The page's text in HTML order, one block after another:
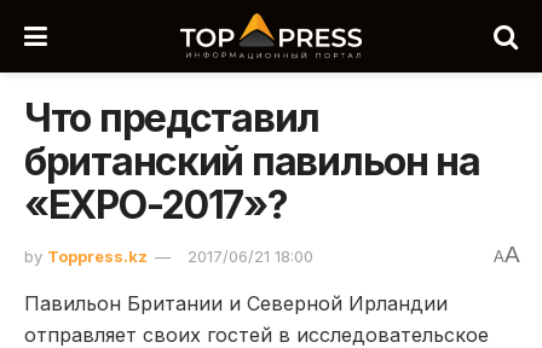
Что представил
британский павильон на
«EXPO-2017»?
by Toppress.kz 2017/06/21 18:00 AA
Павильон Британии и Северной Ирландии
отправляет своих гостей в исследовательское